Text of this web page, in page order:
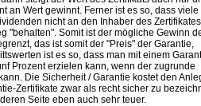
an Wert gewinnt. Ferner ist es so, dass viele
nicht an den Inhaber des
"behalten". Somit ist der mögliche Gewinn
das ist somit der "Preis" der Garantie,
ist es so, dass man mit einem
Prozent erzielen kann, wenn der zugrunde
Die Sicherheit / Garantie kostet den
Zertifikate zwar als recht sicher zu
Seite eben auch sehr teuer.